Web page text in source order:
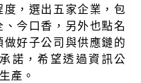
，選出五家企業，包
今口香，另外也點名
好子公司與供應鏈的
諾，希望透過資訊公
產。